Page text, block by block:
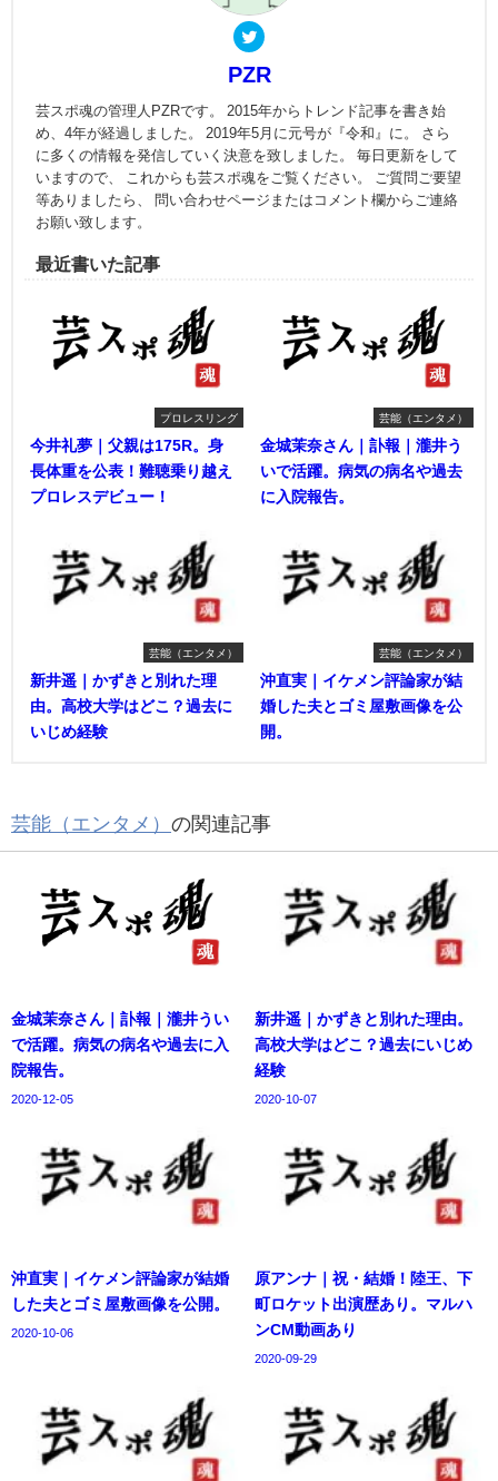
PZR
芸スポ魂の管理人PZRです。 2015年からトレンド記事を書き始
め、4年が経過しました。 2019年5月に元号が『令和』に。 さら
に多くの情報を発信していく決意を致しました。 毎日更新をして
いますので、 これからも芸スポ魂をご覧ください。 ご質問ご要望
等ありましたら、 問い合わせページまたはコメント欄からご連絡
お願い致します。
最近書いた記事
プロレスリング
今井礼夢｜父親は175R。身
長体重を公表！難聴乗り越え
プロレスデビュー！
芸能（エンタメ）
金城茉奈さん｜訃報｜瀧井う
いで活躍。病気の病名や過去
に入院報告。
芸能（エンタメ）
新井遥｜かずきと別れた理
由。高校大学はどこ？過去に
いじめ経験
芸能（エンタメ）
沖直実｜イケメン評論家が結
婚した夫とゴミ屋敷画像を公
開。
芸能（エンタメ） の関連記事
金城茉奈さん｜訃報｜瀧井うい
で活躍。病気の病名や過去に入
院報告。
2020-12-05
新井遥｜かずきと別れた理由。
高校大学はどこ？過去にいじめ
経験
2020-10-07
沖直実｜イケメン評論家が結婚
した夫とゴミ屋敷画像を公開。
2020-10-06
原アンナ｜祝・結婚！陸王、下
町ロケット出演歴あり。マルハ
ンCM動画あり
2020-09-29